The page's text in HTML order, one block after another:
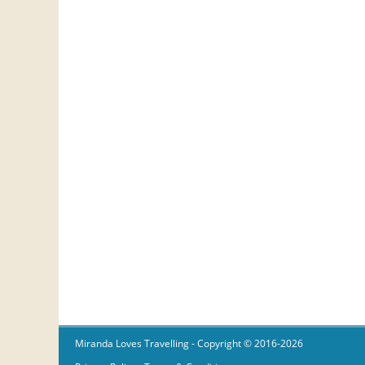
Miranda Loves Travelling- Copyright © 2016-2026